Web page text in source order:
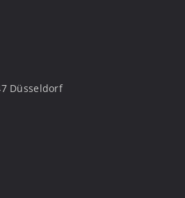
Düsseldorf